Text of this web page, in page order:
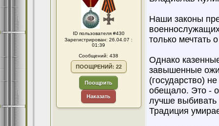
ID пользователя #430
Зарегистрирован: 26.04.07 :
01:39
Сообщений: 438
ПООЩРЕНИЙ: 22
Поощрить
Наказать
Наши законы
только мечтать
Однако
завышенные
(государство)
обещало. Это -
лучше выбивать
Традиция